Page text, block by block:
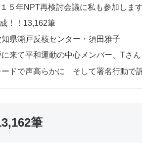
１５年NPT再検討会議に私も参加します
！！13,162筆
県瀬戸反核センター・須田雅子
来て平和運動の中心メンバー、Tさ
ドで声高らかに そして署名行動で
筆